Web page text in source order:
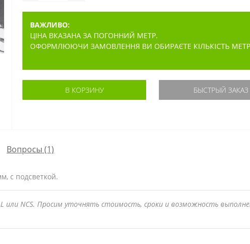
ВАЖЛИВО:
ЦІНА ВКАЗАНА ЗА ПОГОННИЙ МЕТР.
ОФОРМЛЮЮЧИ ЗАМОВЛЕННЯ ВИ ОБИРАЄТЕ КІЛЬКІСТЬ
В КОРЗИНУ БЫСТРЫЙ ЗАКАЗ
Вопросы (1)
с подсветкой.
или NCS. Просим уточнять стоимость, сроки и возможность